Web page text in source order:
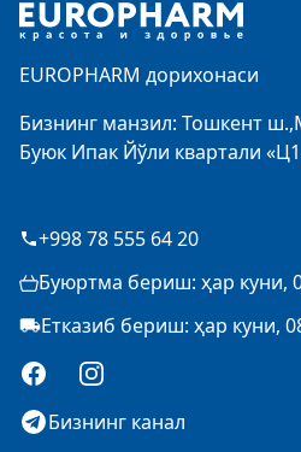
EUROPHARM дорихонаси
Бизнинг манзил: Тошкент
Буюк Ипак Йўли квартали
+998 78 555 64 20
Буюртма бериш: ҳар куни,
Етказиб бериш: ҳар куни,
FacebookInstagram
Бизнинг канал